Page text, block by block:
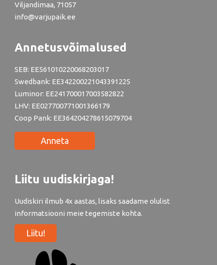
Viljandimaa, 71057
info@varjupaik.ee
Annetusvõimalused
SEB: EE561010220068203017
Swedbank: EE342200221043391225
Luminor: EE241700017003582822
LHV: EE027700771001366179
Coop Pank: EE364204278615079704
Anneta
Liitu uudiskirjaga!
Uudiskiri ilmub 4x aastas, lisaks saadame olulist
informatsiooni meie tegemiste kohta.
Liitu!